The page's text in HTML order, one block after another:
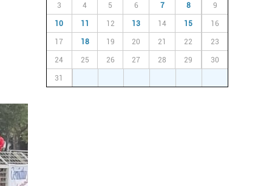
3 4 5 6 7 8 9
10 11 12 13 14 15 16
17 18 19 20 21 22 23
24 25 26 27 28 29 30
31